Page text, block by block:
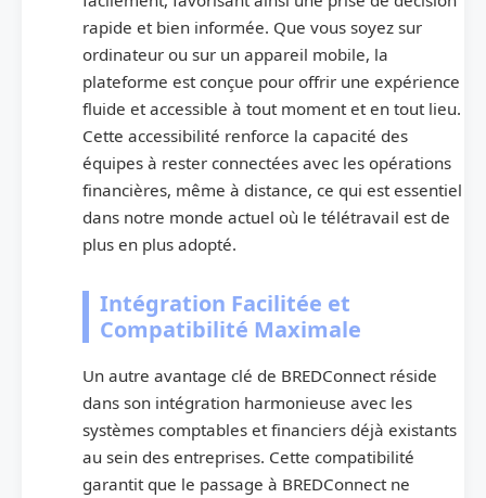
rapide et bien informée. Que vous soyez sur
ordinateur ou sur un appareil mobile, la
plateforme est conçue pour offrir une expérience
fluide et accessible à tout moment et en tout lieu.
Cette accessibilité renforce la capacité des
équipes à rester connectées avec les opérations
financières, même à distance, ce qui est essentiel
dans notre monde actuel où le télétravail est de
plus en plus adopté.
Intégration Facilitée et
Compatibilité Maximale
Un autre avantage clé de BREDConnect réside
dans son intégration harmonieuse avec les
systèmes comptables et financiers déjà existants
au sein des entreprises. Cette compatibilité
garantit que le passage à BREDConnect ne